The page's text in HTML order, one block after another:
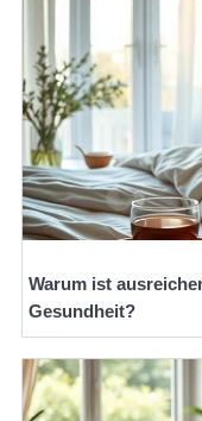
Warum ist
Gesundheit?